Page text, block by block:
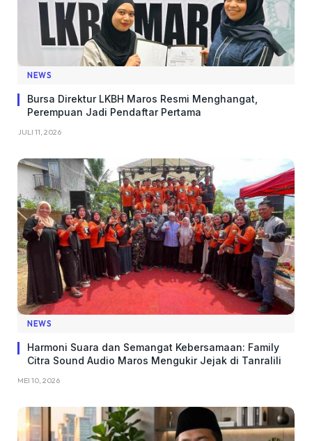
NEWS
Bursa Direktur LKBH Maros Resmi Menghangat,
Perempuan Jadi Pendaftar Pertama
JULI 11, 2026
NEWS
Harmoni Suara dan Semangat Kebersamaan: Family
Citra Sound Audio Maros Mengukir Jejak di Tanralili
MEI 10, 2026